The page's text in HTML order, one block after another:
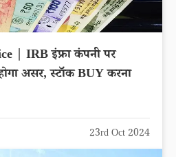
| IRB इंफ्रा कंपनी पर
असर, स्टॉक BUY करना
23rd Oct 2024